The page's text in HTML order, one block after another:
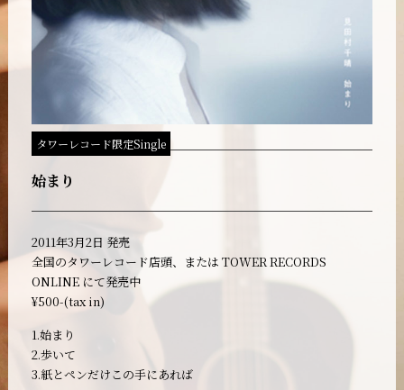
タワーレコード限定Single
始まり
2011年3月2日 発売
全国のタワーレコード店頭、または TOWER RECORDS
ONLINE にて発売中
¥500-(tax in)
1.始まり
2.歩いて
3.紙とペンだけこの手にあれば